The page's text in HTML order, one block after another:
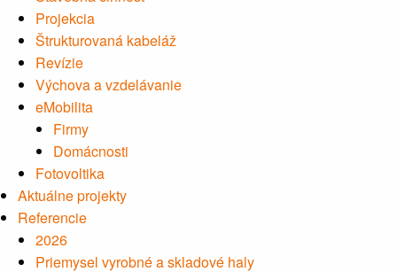
Projekcia
Štrukturovaná kabeláž
Revízie
Výchova a vzdelávanie
eMobilita
Firmy
Domácnosti
Fotovoltika
Aktuálne projekty
Referencie
2026
Priemysel vyrobné a skladové haly